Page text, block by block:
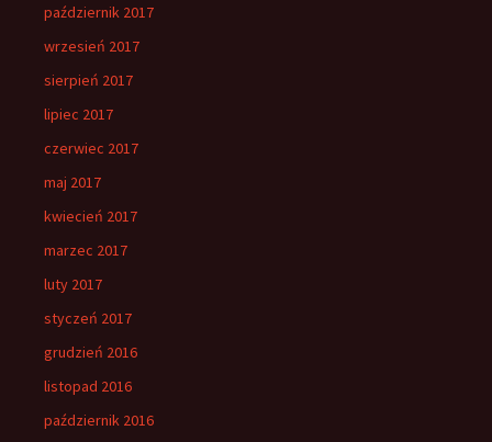
październik 2017
wrzesień 2017
sierpień 2017
lipiec 2017
czerwiec 2017
maj 2017
kwiecień 2017
marzec 2017
luty 2017
styczeń 2017
grudzień 2016
listopad 2016
październik 2016